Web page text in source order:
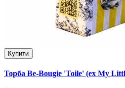
Купити
Торба Be-Bougie 'Toile' (ex My